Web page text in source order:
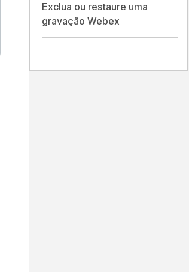
Exclua ou restaure uma
gravação Webex